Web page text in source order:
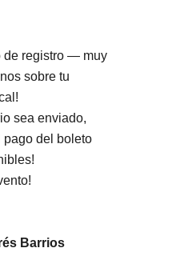
de registro — muy
sobre tu
sea enviado,
pago del boleto
Barrios